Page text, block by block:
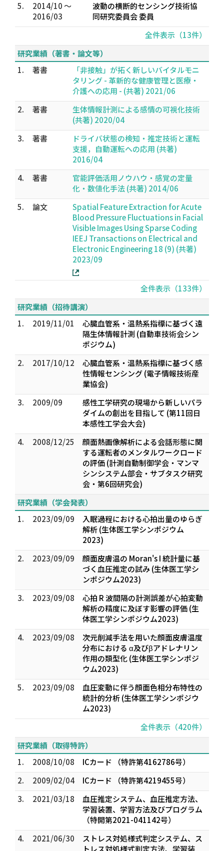
5.
2014/10 ～
2016/03
波動の横断的センシング技術協
同研究委員会 委員
全件表示（13件）
研究業績（著書・論文等）
1.
著書
「非接触」が拓く新しいバイタルモニ
タリング - 革新的な健康管理と医療・
介護への応用 - (共著) 2021/06
2.
著書
生体情報計測による感情の可視化技術
(共著) 2020/04
3.
著書
ドライバ状態の検知・推定技術と運転
支援，自動運転への応用 (共著)
2016/04
4.
著書
官能評価活用ノウハウ・感覚の定量
化・数値化手法 (共著) 2014/06
5.
論文
Spatial Feature Extraction for Acute
Blood Pressure Fluctuations in Facial
Visible Images Using Sparse Coding
IEEJ Transactions on Electrical and
Electronic Engineering 18 (9) (共著)
2023/09
全件表示（133件）
研究業績（招待講演）
1.
2019/11/01
心臓血管系・温熱系指標に基づく遠
隔生体情報計測 (自動車技術会シン
ポジウム)
2.
2017/10/12
心臓血管系・温熱系指標に基づく感
性情報センシング (電子情報技術産
業協会)
3.
2009/09
感性工学研究の現場から新しいパラ
ダイムの創出を目指して (第11回日
本感性工学会大会)
4.
2008/12/25
顔面熱画像解析による会話形態に関
する運転者のメンタルワークロード
の評価 (計測自動制御学会・マンマ
シンシステム部会・サブタスク研究
会・第6回研究会)
研究業績（学会発表）
1.
2023/09/09
入眠過程における心拍出量のゆらぎ
解析 (生体医工学シンポジウム
2023)
2.
2023/09/09
顔面皮膚温の Moran's I 統計量に基
づく血圧推定の試み (生体医工学シ
ンポジウム2023)
3.
2023/09/08
心拍 R 波間隔の計測誤差が心拍変動
解析の精度に及ぼす影響の評価 (生
体医工学シンポジウム2023)
4.
2023/09/08
次元削減手法を用いた顔面皮膚温度
分布における α及びβアドレナリン
作用の類型化 (生体医工学シンポジ
ウム2023)
5.
2023/09/08
血圧変動に伴う顔面色相分布特性の
統計的分析 (生体医工学シンポジウ
ム2023)
全件表示（420件）
研究業績（取得特許）
1.
2008/10/08
ICカード （特許第4162786号）
2.
2009/02/04
ICカード （特許第4219455号）
3.
2021/03/18
血圧推定システム、血圧推定方法、
学習装置、学習方法及びプログラム
（特開第2021-041142号）
4.
2021/06/30
ストレス対処様式判定システム、ス
トレス対処様式判定方法、学習装